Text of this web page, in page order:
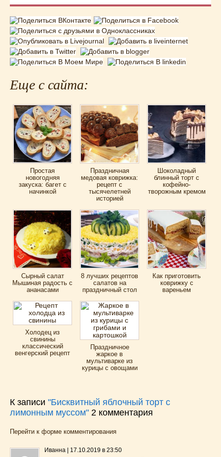
Еще с сайта:
Простая
новогодняя
закуска: багет с
начинкой
Праздничная
медовая коврижка:
рецепт с
тысячелетней
историей
Шоколадный
блинный торт с
кофейно-
творожным кремом
Сырный салат
Мышиная радость с
ананасами
8 лучших рецептов
салатов на
праздничный стол
Как приготовить
коврижку с
вареньем
Холодец из
свинины
классический
венгерский рецепт
Праздничное
жаркое в
мультиварке из
курицы с овощами
К записи "Бисквитный яблочный торт с
лимонным муссом" 2 комментария
Перейти к форме комментирования
Иванна | 17.10.2019 в 23:50